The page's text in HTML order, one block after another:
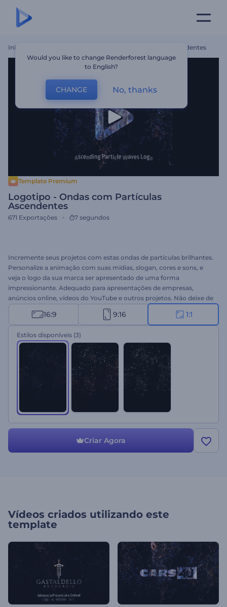
Início Logotipo - Ondas Com Partículas Ascendentes
Template Premium
Logotipo - Ondas com Partículas
Ascendentes
671 Exportações 7 segundos
Incremente seus projetos com estas ondas de partículas brilhantes.
Personalize a animação com suas mídias, slogan, cores e sons, e
veja o logo da sua marca ser apresentado de uma forma
impressionante. Adequado para apresentações de empresas,
anúncios online, vídeos do YouTube e outros projetos. Não deixe de
experimentar esta apresentação de logo!
16:9 9:16 1:1
Estilos disponíveis (3)
Criar Agora
Vídeos criados utilizando este
template
Would you like to change Renderforest language
to English?
CHANGE No, thanks